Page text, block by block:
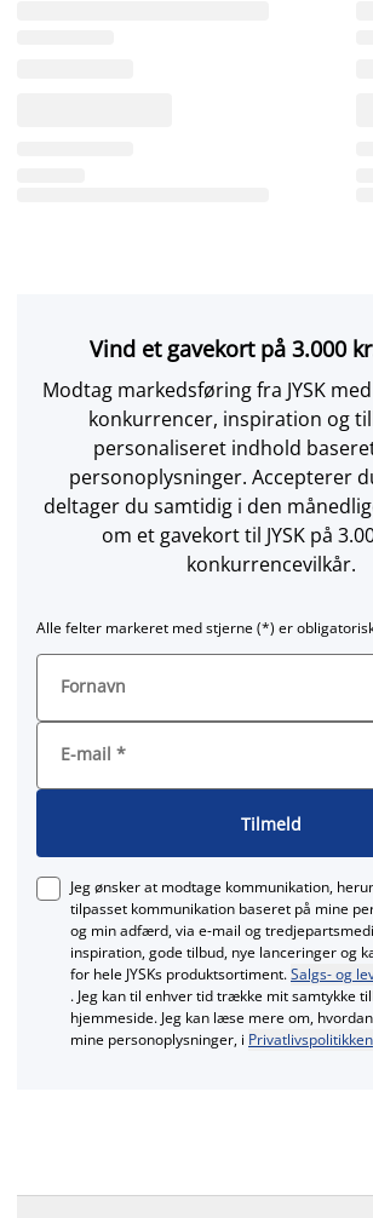
Vind et gavekort på 3.000
Modtag markedsføring fra JYSK
konkurrencer, inspiration og
personaliseret indhold
personoplysninger. Accepterer
deltager du samtidig i den
om et gavekort til JYSK på
konkurrencevilkår.
Alle felter markeret med stjerne (*) er
Fornavn
E-mail *
Tilmeld
Jeg ønsker at modtage kommunikation,
tilpasset kommunikation baseret på mine
og min adfærd, via e‑mail og
inspiration, gode tilbud, nye lanceringer og
for hele JYSKs produktsortiment.Salgs- og
. Jeg kan til enhver tid trække mit samtykke
hjemmeside. Jeg kan læse mere om, hvordan
mine personoplysninger, i Privatlivspolitikken